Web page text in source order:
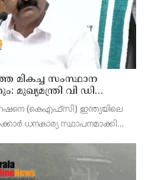
മികച്ച സംസ്ഥാന
മുഖ്യമന്ത്രി വി ഡി
(കെഎഫ്‌സി) ഇന്ത്യയിലെ
ധനകാര്യ സ്ഥാപനമാക്കി
'മുഖ്യമന്ത്ര